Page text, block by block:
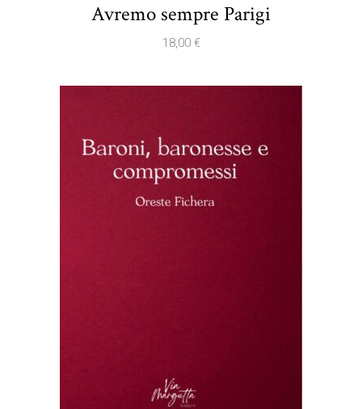
Avremo sempre Parigi
18,00 €